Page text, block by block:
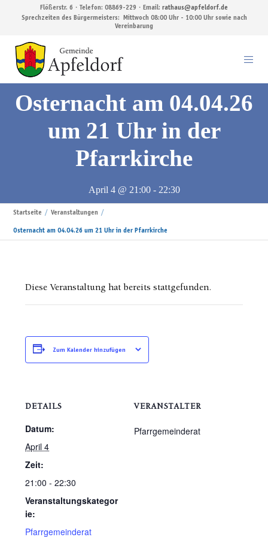
Flößerstr. 6・Telefon: 08869-229・Email: rathaus@apfeldorf.de
Sprechzeiten des Bürgermeisters: Mittwoch 08:00 Uhr - 10:00 Uhr sowie nach
Vereinbarung
Osternacht am 04.04.26
um 21 Uhr in der
Pfarrkirche
April 4 @ 21:00- 22:30
Startseite Veranstaltungen
Osternacht am 04.04.26 um 21 Uhr in der Pfarrkirche
Diese Veranstaltung hat bereits stattgefunden.
Zum Kalender hinzufügen
DETAILS
Datum:
April 4
Zeit:
21:00 - 22:30
Veranstaltungskategor
ie:
Pfarrgemeinderat
VERANSTALTER
Pfarrgemeinderat